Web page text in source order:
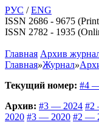
РУС /ENG
ISSN 2686 - 9675
ISSN 2782 - 1935
Главная Архив
Главная»Журнал»
Текущий номер: #4
Архив: #3 — 2024 #2
2020 #3 — 2020 #2 —